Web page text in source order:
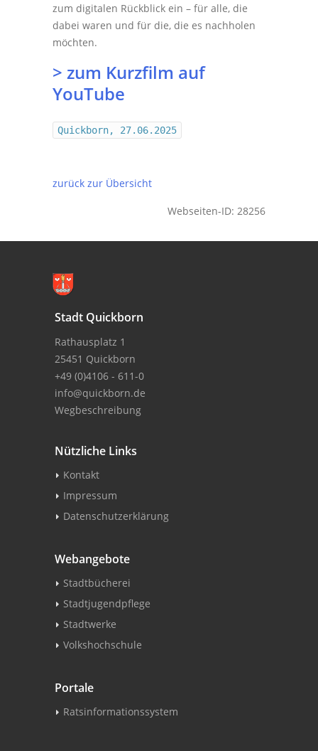
zum digitalen Rückblick ein – für alle, die
dabei waren und für die, die es nachholen
möchten.
> zum Kurzfilm auf
YouTube
Quickborn, 27.06.2025
zurück zur Übersicht
Webseiten-ID: 28256
Stadt Quickborn
Rathausplatz 1
25451 Quickborn
+49 (0)4106 - 611-0
info@quickborn.de
Wegbeschreibung
Nützliche Links
Kontakt
Impressum
Datenschutzerklärung
Webangebote
Stadtbücherei
Stadtjugendpflege
Stadtwerke
Volkshochschule
Portale
Ratsinformationssystem